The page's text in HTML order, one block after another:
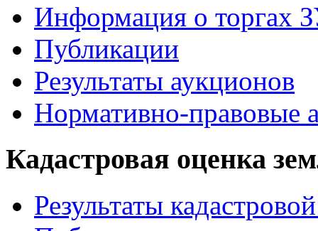
Информация о торгах
Публикации
Результаты аукционов
Нормативно-правовые
Кадастровая оценка
Результаты